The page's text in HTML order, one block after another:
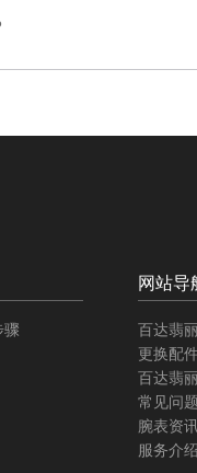
骤
网站导
百达翡
更换配
百达翡
常见问题
腕表资
服务介绍